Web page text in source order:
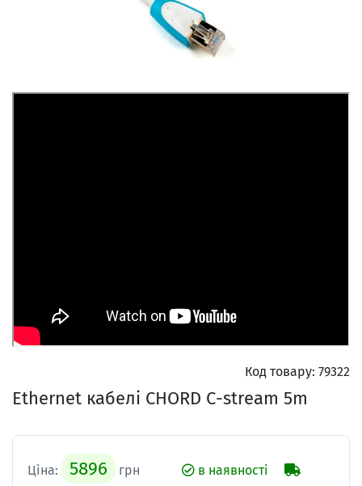
Код товару: 79322
Ethernet кабелі CHORD C-stream 5m
Ціна: 5896 грн
в наявності